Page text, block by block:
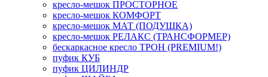
кресло-мешок ПРОСТОРНОЕ
кресло-мешок КОМФОРТ
кресло-мешок МАТ (ПОДУШКА)
кресло-мешок РЕЛАКС (ТРАНСФОРМЕР)
бескаркасное кресло ТРОН (PREMIUM!)
пуфик КУБ
пуфик ЦИЛИНДР